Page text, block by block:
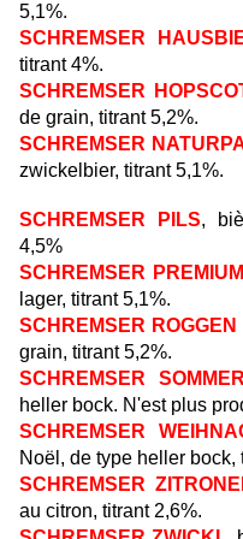
5,1%.
SCHREMSER
titrant 4%.
SCHREMSER
de grain, titrant 5,2%.
SCHREMSER
zwickelbier, titrant 5,1%.
SCHREMSER PILS,
4,5%
SCHREMSER PREMIUM
lager, titrant 5,1%.
SCHREMSER ROGGEN
grain, titrant 5,2%.
SCHREMSER
heller bock. N'est plus
SCHREMSER
Noël, de type heller bock,
SCHREMSER
au citron, titrant 2,6%.